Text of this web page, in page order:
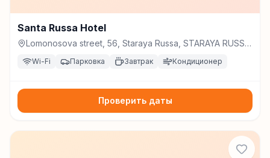
Santa Russa Hotel
Lomonosova street, 56, Staraya Russa, STARAYA RUSSA,
Wi-Fi Парковка Завтрак Кондиционер
Проверить даты